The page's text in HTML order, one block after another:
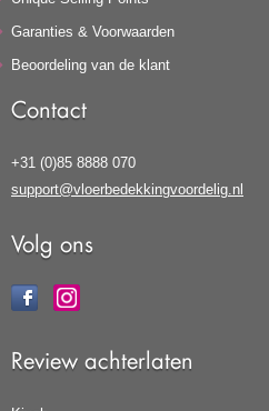
Garanties & Voorwaarden
Beoordeling van de klant
Contact
+31 (0)85 8888 070
support@vloerbedekkingvoordelig.nl
Volg ons
Review achterlaten